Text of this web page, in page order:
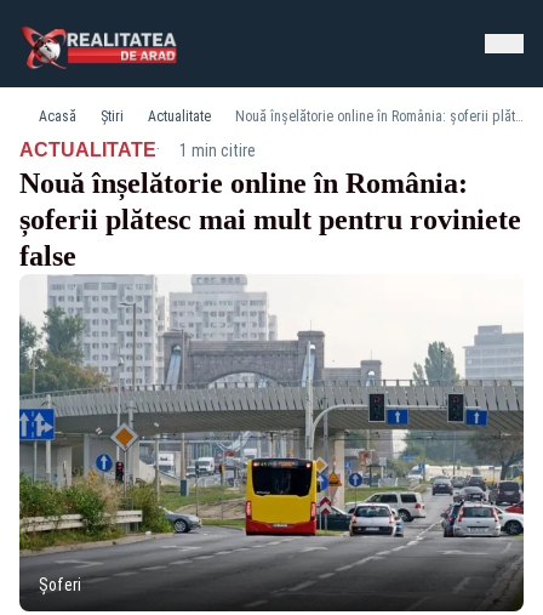
Acasă Știri Actualitate Nouă înșelătorie online în România: șoferii plătesc mai mult pentru roviniete false
ACTUALITATE· 1 min citire
Nouă înșelătorie online în România:
șoferii plătesc mai mult pentru roviniete
false
Șoferi